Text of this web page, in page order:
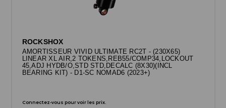
ROCKSHOX
AMORTISSEUR VIVID ULTIMATE RC2T - (230X65)
LINEAR XL AIR,2 TOKENS,REB55/COMP34,LOCKOUT
45,ADJ HYDB/O,STD STD,DECALC (8X30)(INCL
BEARING KIT) - D1-SC NOMAD6 (2023+)
Connectez-vous pour voir les prix.